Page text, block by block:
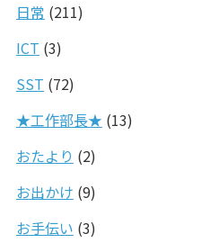
日常 (211)
ICT (3)
SST (72)
★工作部長★ (13)
おたより (2)
お出かけ (9)
お手伝い (3)